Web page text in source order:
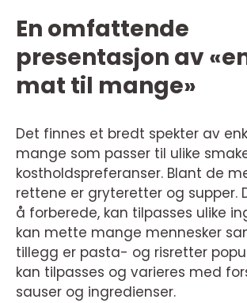
En omfattende
presentasjon av
mat til mange»
Det finnes et bredt spekter av
mange som passer til ulike
kostholdspreferanser. Blant de
rettene er gryteretter og supper.
å forberede, kan tilpasses ulike
kan mette mange mennesker
tillegg er pasta- og risretter
kan tilpasses og varieres med
sauser og ingredienser.